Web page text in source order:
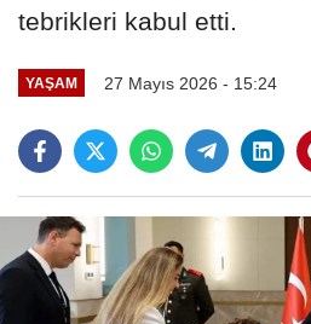
tebrikleri kabul etti.
YAŞAM 27 Mayıs 2026 - 15:24